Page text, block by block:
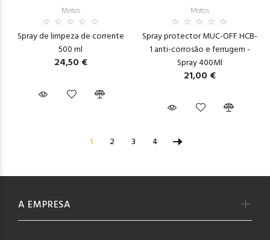
Motos
Spray de limpeza de corrente
500 ml
24,50 €
Motos
Spray protector MUC-OFF HCB-
1 anti-corrosão e ferrugem -
Spray 400Ml
21,00 €
1 2 3 4
A EMPRESA